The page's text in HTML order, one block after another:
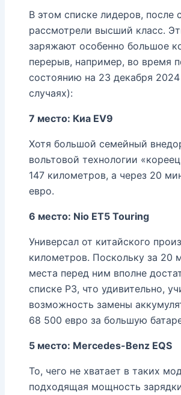
В этом списке лидеров, после
рассмотрели высший класс.
заряжают особенно большое
перерыв, например, во время
состоянию на 23 декабря
случаях):
7 место: Киа EV9
Хотя большой семейный
вольтовой технологии
147 километров, а через 20
евро.
6 место: Nio ET5 Touring
Универсал от китайского
километров. Поскольку за 20
места перед ним вполне
списке P3, что удивительно,
возможность замены
68 500 евро за большую
5 место: Mercedes-Benz EQS
То, чего не хватает в таких
подходящая мощность